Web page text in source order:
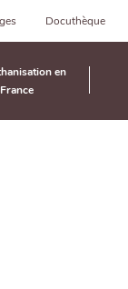
Docuthèque
en
France